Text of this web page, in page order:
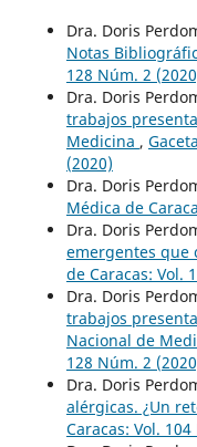
Dra. Doris
Notas
128 Núm. 2
Dra. Doris
trabajos
Medicina ,
(2020)
Dra. Doris
Médica de
Dra. Doris
emergentes que
de Caracas: Vol.
Dra. Doris
trabajos
Nacional de
128 Núm. 2
Dra. Doris
alérgicas. ¿Un
Caracas: Vol.